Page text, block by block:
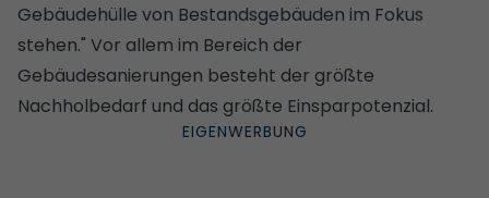
Gebäudehülle von Bestandsgebäuden im Fokus
stehen." Vor allem im Bereich der
Gebäudesanierungen besteht der größte
Nachholbedarf und das größte Einsparpotenzial.